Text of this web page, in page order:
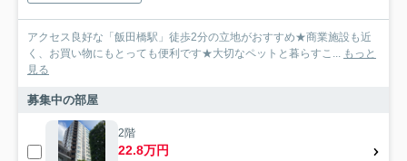
アクセス良好な「飯田橋駅」徒歩2分の立地がおすすめ★商業施設も近
く、お買い物にもとっても便利です★大切なペットと暮らすこ... もっと
見る
募集中の部屋
2階
22.8万円